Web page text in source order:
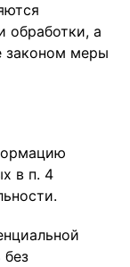
обработки, а
законом меры
в п. 4
без